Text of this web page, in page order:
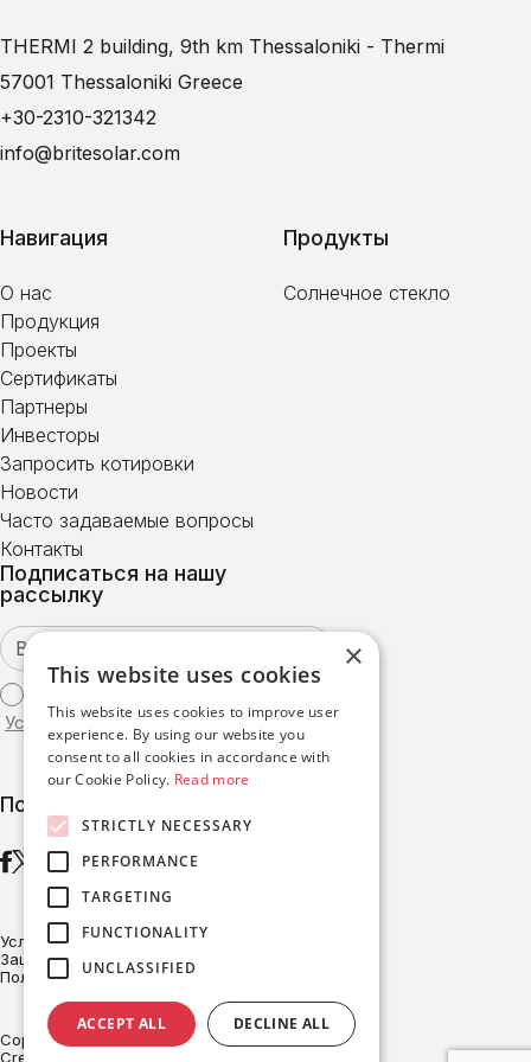
THERMI 2 building, 9th km Thessaloniki - Thermi
57001 Thessaloniki Greece
+30-2310-321342
info@britesolar.com
Навигация
О нас
Продукция
Проекты
Сертификаты
Партнеры
Инвесторы
Запросить котировки
Новости
Часто задаваемые вопросы
Контакты
Продукты
Солнечное стекло
Подписаться на нашу
рассылку
Условиями использования
Подписаться
Copyright © BRITESOLAR 2026
Условия эксплуатации
Защита данных
Политика в отношении файлов cookie
Created with ♥ by Darkpony
×
This website uses cookies
This website uses cookies to improve user
experience. By using our website you
consent to all cookies in accordance with
our Cookie Policy. Read more
STRICTLY NECESSARY
PERFORMANCE
TARGETING
FUNCTIONALITY
UNCLASSIFIED
ACCEPT ALL DECLINE ALL